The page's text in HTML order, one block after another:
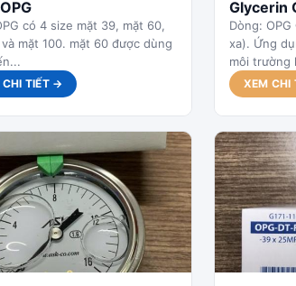
có 4 size mặt 39, mặt 60,
mặt 100. mặt 60 được dùng
CHI TIẾT →
Glycerin
Japan
Dòng:
xa). Ứng
môi trường
XEM CHI